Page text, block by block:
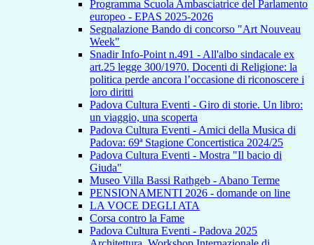
Programma Scuola Ambasciatrice del Parlamento
europeo - EPAS 2025-2026
Segnalazione Bando di concorso "Art Nouveau
Week"
Snadir Info-Point n.491 - All'albo sindacale ex
art.25 legge 300/1970. Docenti di Religione: la
politica perde ancora l’occasione di riconoscere i
loro diritti
Padova Cultura Eventi - Giro di storie. Un libro:
un viaggio, una scoperta
Padova Cultura Eventi - Amici della Musica di
Padova: 69ª Stagione Concertistica 2024/25
Padova Cultura Eventi - Mostra "Il bacio di
Giuda"
Museo Villa Bassi Rathgeb - Abano Terme
PENSIONAMENTI 2026 - domande on line
LA VOCE DEGLI ATA
Corsa contro la Fame
Padova Cultura Eventi - Padova 2025